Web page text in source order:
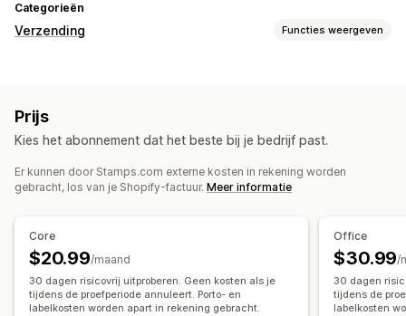
Categorieën
Verzending Functies weergeven
Adresvalidatie
Verzendverzekering Verzendregels
Synchronisatie van bestellingen
Vervoerdersselectie
Verzendtarieven
Synchronisatie van bestellingen
Trackingpagina met eigen merk
Prijs
Kies het abonnement dat het beste bij je bedrijf past.
Er kunnen door Stamps.com externe kosten in rekening worden
gebracht, los van je Shopify-factuur. Meer informatie
Core
$20.99/maand
30 dagen risicovrij uitproberen. Geen kosten als je
tijdens de proefperiode annuleert. Porto- en
labelkosten worden apart in rekening gebracht.
Office
$30.99/
30 dagen
tijdens de
labelkosten